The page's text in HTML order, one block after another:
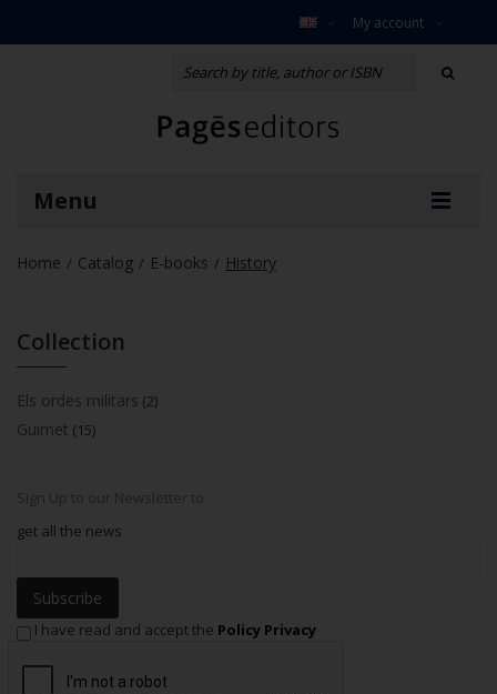
My account
Menu
Home / Catalog / E-books / History
Collection
Els ordes militars (2)
Guimet (15)
Sign Up to our Newsletter to
get all the news
Subscribe
I have read and accept the Policy Privacy